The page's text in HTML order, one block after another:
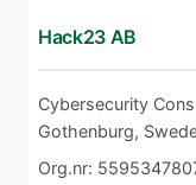
Hack23 AB
Cybersecurity
Gothenburg,
Org.nr: